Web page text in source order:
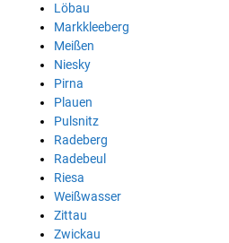
Löbau
Markkleeberg
Meißen
Niesky
Pirna
Plauen
Pulsnitz
Radeberg
Radebeul
Riesa
Weißwasser
Zittau
Zwickau